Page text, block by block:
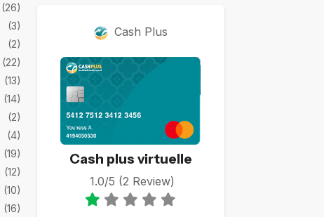
(26)
(3)
(2)
(22)
(13)
(14)
(2)
(4)
(19)
(12)
(10)
(16)
Cash Plus
Cash plus virtuelle
1.0/5 (2 Review)